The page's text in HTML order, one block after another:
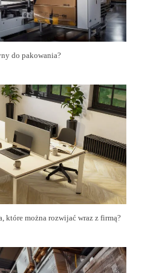
do pakowania?
które można rozwijać wraz z firmą?